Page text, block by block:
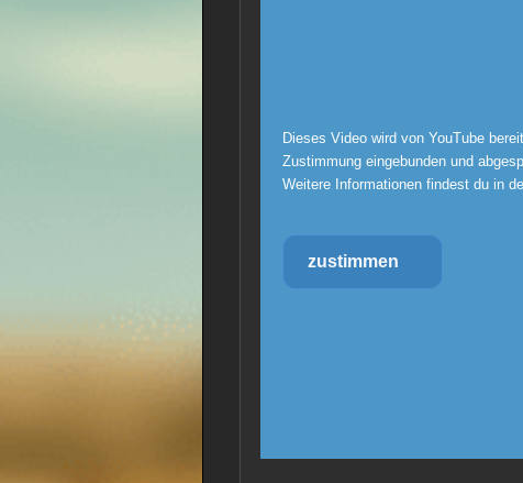
Dieses Video wird von YouTube
Zustimmung eingebunden und
Weitere Informationen findest du in
zustimmen